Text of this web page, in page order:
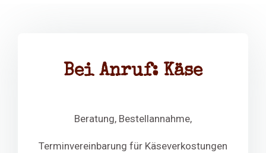
Bei Anruf: Käse
Beratung, Bestellannahme,
Terminvereinbarung für Käseverkostungen